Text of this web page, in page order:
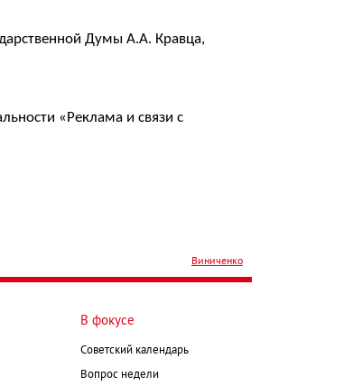
Думы А.А. Кравца,
«Реклама и связи с
Виниченко
В фокусе
Советский календарь
Вопрос недели